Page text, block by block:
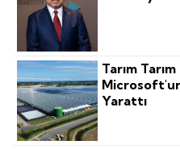
Tarım
Microsoft'un
Yarattı